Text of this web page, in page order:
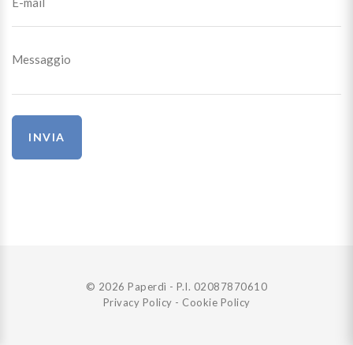
INVIA
© 2026 Paperdì - P.I. 02087870610
Privacy Policy - Cookie Policy